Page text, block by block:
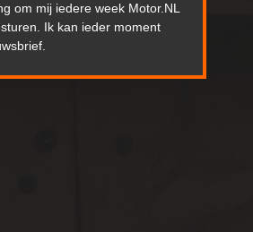
om mij iedere week Motor.NL
Ik kan ieder moment